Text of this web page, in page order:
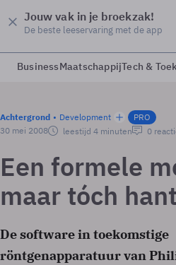
Jouw vak in je broekzak!
De beste leeservaring met de app
BusinessMaatschappijTech &
Achtergrond Development
PRO
30 mei 2008
leestijd 4 minuten 0
Een formele
maar tóch
De software in toekomstige
röntgenapparatuur van